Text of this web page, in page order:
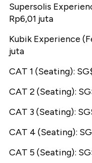
Supersolis
Rp6,01 juta
Kubik Experience
juta
CAT 1 (Seating):
CAT 2 (Seating):
CAT 3 (Seating):
CAT 4 (Seating):
CAT 5 (Seating):